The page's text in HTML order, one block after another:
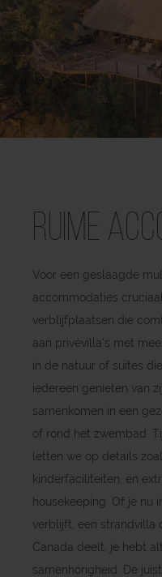
Ruime
Voor een geslaagde
accommodaties
verblijfplaatsen die
aan privévilla’s met
in de natuur of suites
iedereen genieten van
samenkomen in een
of rond het zwembad.
letten we op details
kinderfaciliteiten, en
housekeeping. Of je nu
verblijft, een strandvilla
Canada deelt, je hebt
samenhorigheid. De